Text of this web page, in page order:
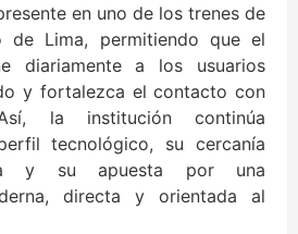
en uno de los trenes de
de Lima, permitiendo que el
diariamente a los usuarios
y fortalezca el contacto con
la institución continúa
tecnológico, su cercanía
y su apuesta por una
directa y orientada al